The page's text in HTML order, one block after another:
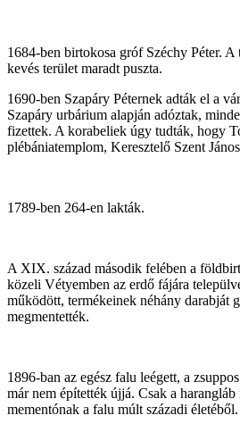
1684-ben birtokosa gróf Széchy Péter. A
kevés terület maradt puszta.
1690-ben Szapáry Péternek adták el a
Szapáry urbárium alapján adóztak,
fizettek. A korabeliek úgy tudták, hogy
plébániatemplom, Keresztelő Szent
1789-ben 264-en lakták.
A XIX. század második felében a
közeli Vétyemben az erdő fájára
működött, termékeinek néhány darabját
megmentették.
1896-ban az egész falu leégett, a
már nem építették újjá. Csak a
mementónak a falu múlt századi életéből.